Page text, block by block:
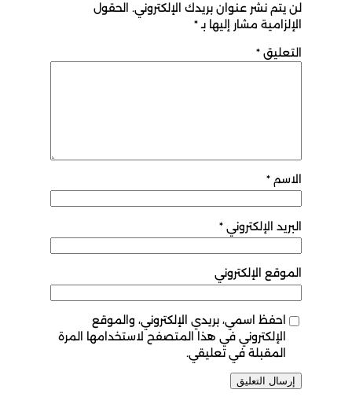
لن يتم نشر عنوان بريدك الإلكتروني. الحقول
الإلزامية مشار إليها بـ
التعليق*
البريد الإلكتروني*
الموقع الإلكتروني
احفظ اسمي، بريدي الإلكتروني، والموقع
الإلكتروني في هذا المتصفح لاستخدامها المرة
المقبلة في تعليقي.